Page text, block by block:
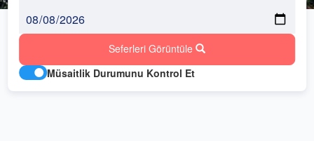
Seferleri Görüntüle
Müsaitlik Durumunu Kontrol Et